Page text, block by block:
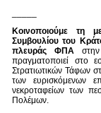
Κοινοποιούμε τη
Συμβουλίου του
πλευράς ΦΠΑστην
πραγματοποιεί στο
Στρατιωτικών Τάφων
των ευρισκόμενων
νεκροταφείων των
Πολέμων.